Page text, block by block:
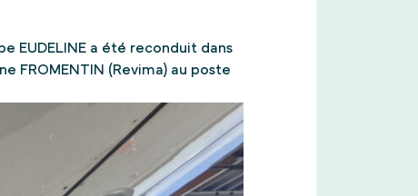
EUDELINE a été reconduit dans
FROMENTIN (Revima) au poste